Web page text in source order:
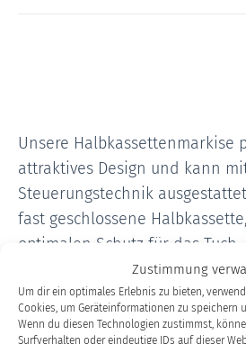
Zustimmung
Um dir ein optimales Erlebnis zu bieten,
Cookies, um Geräteinformationen zu speichern
Wenn du diesen Technologien zustimmst,
Surfverhalten oder eindeutige IDs auf dieser
Unsere Halbkassettenmarkise
attraktives Design und kann
Steuerungstechnik
fast geschlossene
optimalen Schutz für das Tuch.
Ausfallprofil sind bei der
sichtbar.
Technische Daten: